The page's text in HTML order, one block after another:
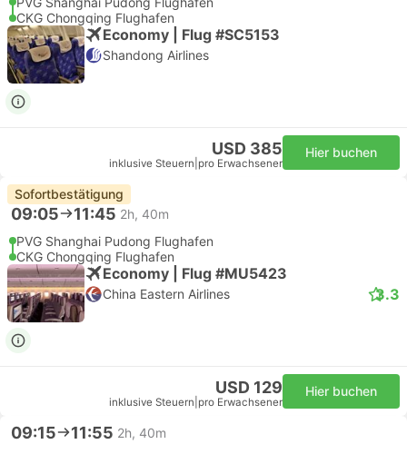
CKG Chongqing Flughafen
Economy | Flug #SC5153
Shandong Airlines
USD 385
inklusive Steuern pro Erwachsener
Hier buchen
Sofortbestätigung
09:05 11:45 2h, 40m
PVG Shanghai Pudong Flughafen
CKG Chongqing Flughafen
Economy | Flug #MU5423
China Eastern Airlines 3.3
USD 129
inklusive Steuern pro Erwachsener
Hier buchen
09:15 11:55 2h, 40m